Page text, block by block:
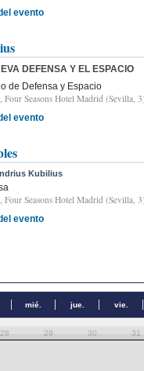
evento
DEFENSA Y EL ESPACIO
de Defensa y Espacio
Four Seasons Hotel Madrid (Sevilla,
evento
Kubilius
Four Seasons Hotel Madrid (Sevilla,
evento
mié. jue. vie.
28 29 30 31